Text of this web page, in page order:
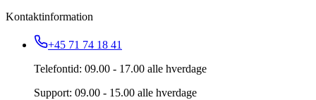
Kontaktinformation
+45 71 74 18 41
Telefontid: 09.00 - 17.00 alle hverdage
Support: 09.00 - 15.00 alle hverdage